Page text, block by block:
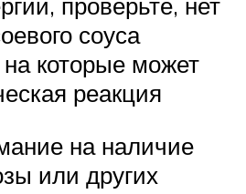
соуса
на которые может
реакция
на наличие
или других